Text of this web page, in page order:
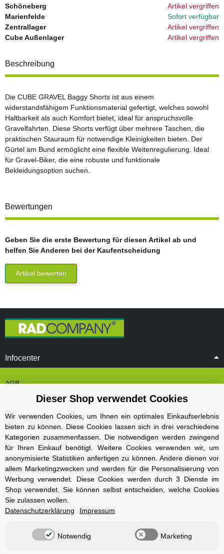
Schöneberg
Artikel vergriffen
Marienfelde
Sofort verfügbar
Zentrallager
Artikel vergriffen
Cube Außenlager
Artikel vergriffen
Beschreibung
Die CUBE GRAVEL Baggy Shorts ist aus einem
widerstandsfähigem Funktionsmaterial gefertigt, welches sowohl
Haltbarkeit als auch Komfort bietet, ideal für anspruchsvolle
Gravelfahrten. Diese Shorts verfügt über mehrere Taschen, die
praktischen Stauraum für notwendige Kleinigkeiten bieten. Der
Gürtel am Bund ermöglicht eine flexible Weitenregulierung. Ideal
für Gravel-Biker, die eine robuste und funktionale
Bekleidungsoption suchen.
Bewertungen
Geben Sie die erste Bewertung für diesen Artikel ab und
helfen Sie Anderen bei der Kaufentscheidung
Artikel bewerten
Infocenter
AGB
Cookie Einstelungen
Datenschutz
Impressum
Kontakt und Öffnungszeiten
Versand und Zahlungsarten
Widerrufsbelehrung
Radcompany
Berlin Schöneberg
Dieser Shop verwendet Cookies
Wir verwenden Cookies, um Ihnen ein optimales Einkaufserlebnis
bieten zu können. Diese Cookies lassen sich in drei verschiedene
Kategorien zusammenfassen. Die notwendigen werden zwingend
für Ihren Einkauf benötigt. Weitere Cookies verwenden wir, um
anonymisierte Statistiken anfertigen zu können. Andere dienen vor
allem Marketingzwecken und werden für die Personalisierung von
Werbung verwendet. Diese Cookies werden durch 3 Dienste im
Shop verwendet. Sie können selbst entscheiden, welche Cookies
Sie zulassen wollen.
Datenschutzerklärung
Impressum
Notwendig Marketing